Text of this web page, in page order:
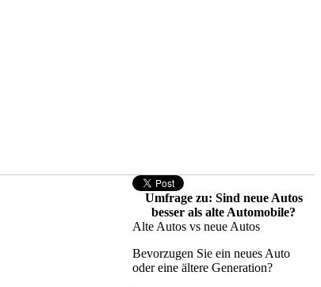
Umfrage zu: Sind neue Autos
besser als alte Automobile?
Alte Autos vs neue Autos
Bevorzugen Sie ein neues Auto
oder eine ältere Generation?